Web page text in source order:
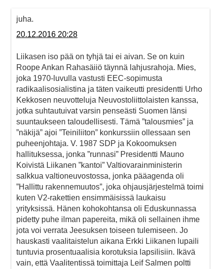
juha.
20.12.2016 20:28
Liikasen iso pää on tyhjä tai ei aivan. Se on kuin
Roope Ankan Rahasäiiö täynnä lahjusrahoja. Mies,
joka 1970-luvulla vastusti EEC-sopimusta
radikaalisosialistina ja täten vaikeutti presidentti Urho
Kekkosen neuvotteluja Neuvostoliittolaisten kanssa,
jotka suhtautuivat varsin penseästi Suomen länsi
suuntaukseen taloudellisesti. Tämä ”talousmies” ja
”näkijä” ajoi ”Teiniliiton” konkurssiin ollessaan sen
puheenjohtaja. V. 1987 SDP ja Kokoomuksen
hallituksessa, jonka ”runnasi” Presidentti Mauno
Koivistä Liikanen ”kantoi” Valtiovarainministerin
salkkua valtioneuvostossa, jonka pääagenda oli
”Hallittu rakennemuutos”, joka ohjausjärjestelmä toimi
kuten V2-rakettien ensimmäisissä laukaisu
yrityksissä. Hänen kohokohtansa oli Eduskunnassa
pidetty puhe ilman papereita, mikä oli sellainen ihme
jota voi verrata Jeesuksen toiseen tulemiseen. Jo
hauskasti vaalitaistelun aikana Erkki Liikanen lupaili
tuntuvia prosentuaalisia korotuksia lapsilisiin. Ikävä
vain, että Vaalitentissä toimittaja Leif Salmen poltti